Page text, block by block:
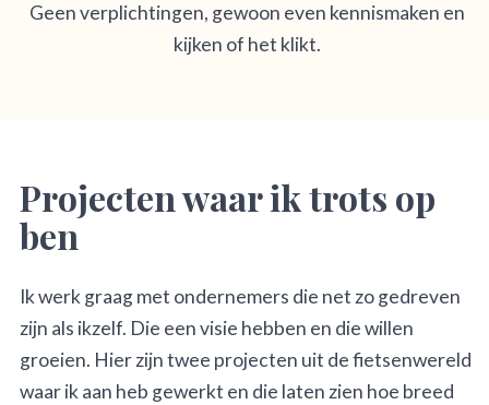
Geen verplichtingen, gewoon even kennismaken en
kijken of het klikt.
Projecten waar ik trots op
ben
Ik werk graag met ondernemers die net zo gedreven
zijn als ikzelf. Die een visie hebben en die willen
groeien. Hier zijn twee projecten uit de fietsenwereld
waar ik aan heb gewerkt en die laten zien hoe breed